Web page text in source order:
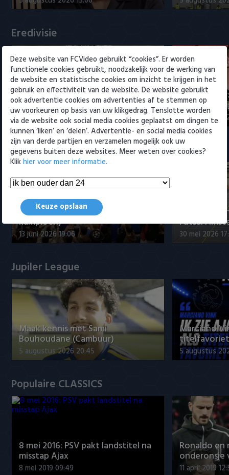
Eredivisie
Maak kennis met Sami
Bouhoudane (Cambuur)
5 augustus 2026 20:45
Joris
Ahead te
5 augustus
Samenvattingen Eredivisie
Tigers Roermond - Futsal
Amsterdam 3-0 (Roermond
kampioen)
13 juni 2026 19:06
Futsal
30 mei 2026
Jupiler League
Maak kennis met Sami
Bouhoudane (Cambuur)
5 augustus 2026 20:45
Marciano
5 augustus
Populaire CLASSICS
8 mei 2016: PSV pakt landstitel na
misstap Ajax
8 mei 2019 09:49
Ronaldo
onderonsje
11 april 2019
Deze website van FCVideo gebruikt “cookies”. Er worden
functionele cookies gebruikt, noodzakelijk voor de werking van
de website en statistische cookies om inzicht te krijgen in het
gebruik en effectiviteit van de website. De website gebruikt
ook advertentie cookies om advertenties af te stemmen op
uw voorkeuren op basis van uw klikgedrag. Tenslotte worden
via de website ook social media cookies geplaatst om dingen te
kunnen ‘liken’ en ‘delen’. Advertentie- en social media cookies
zijn van derde partijen en verzamelen mogelijk ook uw
gegevens buiten deze websites. Meer weten over cookies?
Klikhier voor meer informatie.
Keuze opslaan